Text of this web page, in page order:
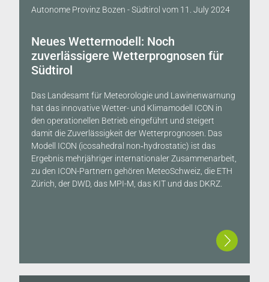
Autonome Provinz Bozen - Südtirol vom 11. July 2024
Neues Wettermodell: Noch
zuverlässigere Wetterprognosen für
Südtirol
Das Landesamt für Meteorologie und Lawinenwarnung
hat das innovative Wetter- und Klimamodell ICON in
den operationellen Betrieb eingeführt und steigert
damit die Zuverlässigkeit der Wetterprognosen. Das
Modell ICON (icosahedral non‐hydrostatic) ist das
Ergebnis mehrjähriger internationaler Zusammenarbeit,
zu den ICON-Partnern gehören MeteoSchweiz, die ETH
Zürich, der DWD, das MPI-M, das KIT und das DKRZ.